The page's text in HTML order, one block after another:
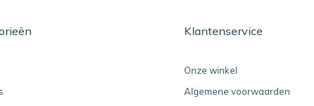
Klantenservice
Onze winkel
Algemene voorwaarden